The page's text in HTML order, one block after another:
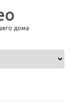
дома